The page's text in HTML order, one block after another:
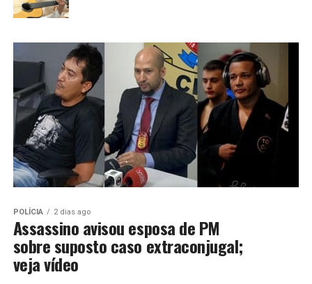
POLÍCIA 2 dias ago
Assassino avisou esposa de PM
sobre suposto caso extraconjugal;
veja vídeo